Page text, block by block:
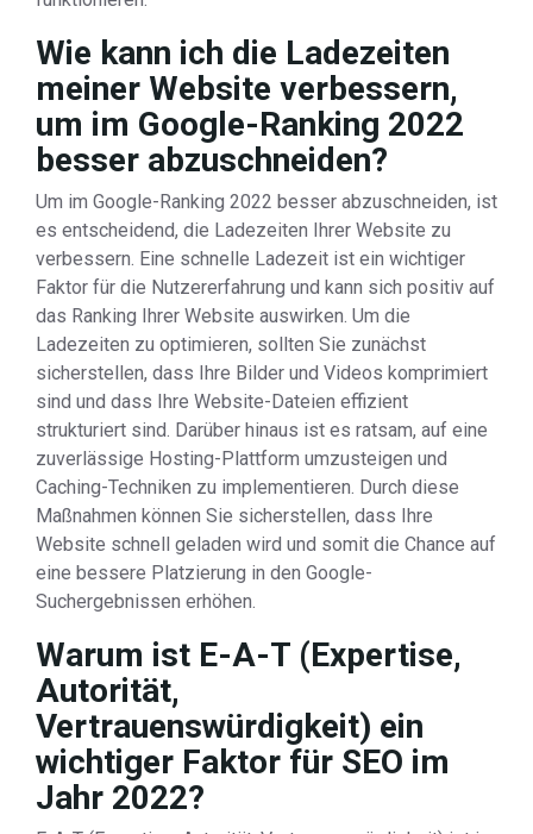
Wie kann ich die Ladezeiten
meiner Website verbessern,
um im Google-Ranking 2022
besser abzuschneiden?
Um im Google-Ranking 2022 besser abzuschneiden, ist
es entscheidend, die Ladezeiten Ihrer Website zu
verbessern. Eine schnelle Ladezeit ist ein wichtiger
Faktor für die Nutzererfahrung und kann sich positiv auf
das Ranking Ihrer Website auswirken. Um die
Ladezeiten zu optimieren, sollten Sie zunächst
sicherstellen, dass Ihre Bilder und Videos komprimiert
sind und dass Ihre Website-Dateien effizient
strukturiert sind. Darüber hinaus ist es ratsam, auf eine
zuverlässige Hosting-Plattform umzusteigen und
Caching-Techniken zu implementieren. Durch diese
Maßnahmen können Sie sicherstellen, dass Ihre
Website schnell geladen wird und somit die Chance auf
eine bessere Platzierung in den Google-
Suchergebnissen erhöhen.
Warum ist E-A-T (Expertise,
Autorität,
Vertrauenswürdigkeit) ein
wichtiger Faktor für SEO im
Jahr 2022?